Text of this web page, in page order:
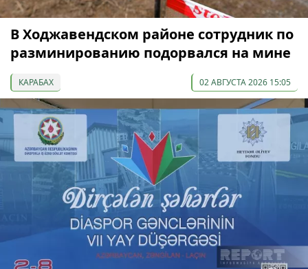
В Ходжавендском районе сотрудник по
разминированию подорвался на мине
КАРАБАХ 02 АВГУСТА 2026 15:05